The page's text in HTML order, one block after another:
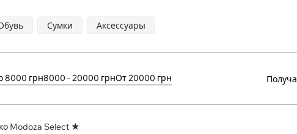
Сумки Аксессуары
8000 грн8000 - 20000 грнОт 20000 грн
Modoza Select ★